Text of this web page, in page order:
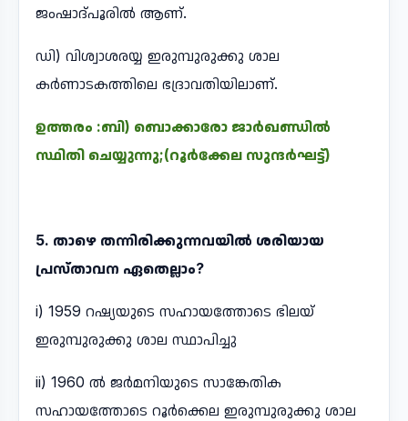
ജംഷാദ്പൂരിൽ ആണ്.
ഡി) വിശ്വാശരയ്യ ഇരുമ്പുരുക്കു ശാല
കർണാടകത്തിലെ ഭദ്രാവതിയിലാണ്.
ഉത്തരം :ബി) ബൊക്കാരോ ജാർഖണ്ഡിൽ
സ്ഥിതി ചെയ്യുന്നു;(റൂർക്കേല സുന്ദർഘട്ട്)
5. താഴെ തന്നിരിക്കുന്നവയിൽ ശരിയായ
പ്രസ്താവന ഏതെല്ലാം?
i) 1959 റഷ്യയുടെ സഹായത്തോടെ ഭിലയ്
ഇരുമ്പുരുക്കു ശാല സ്ഥാപിച്ചു
ii) 1960 ൽ ജർമനിയുടെ സാങ്കേതിക
സഹായത്തോടെ റൂർക്കെല ഇരുമ്പുരുക്കു ശാല